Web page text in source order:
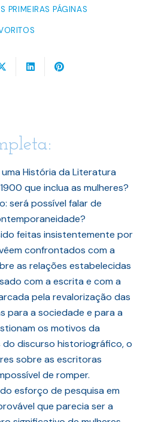
PRIMEIRAS PÁGINAS
História da Literatura
que inclua as mulheres?
será possível falar de
feitas insistentemente por
confrontados com a
as relações estabelecidas
com a escrita e com a
pela revalorização das
para a sociedade e para a
os motivos da
do discurso historiográfico, o
sobre as escritoras
de romper.
esforço de pesquisa em
que parecia ser a